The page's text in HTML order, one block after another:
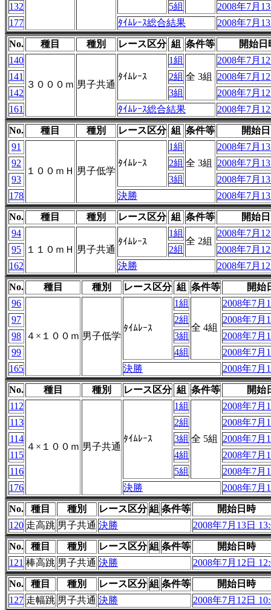
132
5組
2008年7月
177
ﾀｲﾑﾚｰｽ総合結果 2008年7月
No. 種目 種別 レース区分 組 条件等
開始日
140
３０００ｍ 男子共通
ﾀｲﾑﾚｰｽ
1組
全 3組
2008年7月
141
2組
2008年7月
142
3組
2008年7月
161
ﾀｲﾑﾚｰｽ総合結果 2008年7月
No. 種目 種別 レース区分 組 条件等
開始
91
１００ｍＨ 男子低学
ﾀｲﾑﾚｰｽ
1組
全 3組
2008年7月
92
2組
2008年7月
93
3組
2008年7月
178
決勝 2008年7月
No. 種目 種別 レース区分 組 条件等
開始
94
１１０ｍＨ 男子共通
ﾀｲﾑﾚｰｽ
1組
全 2組
2008年7月
95
2組
2008年7月
162
決勝 2008年7月
No. 種目 種別 レース区分 組 条件等
開始
96
４×１００ｍ 男子低学
ﾀｲﾑﾚｰｽ
1組
全 4組
2008年7月
97
2組
2008年7月
98
3組
2008年7月
99
4組
2008年7月
165
決勝 2008年7月
No. 種目 種別 レース区分 組 条件等
開始
112
４×１００ｍ 男子共通
ﾀｲﾑﾚｰｽ
1組
全 5組
2008年7月
113
2組
2008年7月
114
3組
2008年7月
115
4組
2008年7月
116
5組
2008年7月
176
決勝 2008年7月
No. 種目 種別 レース区分 組 条件等
開始日時
120 走高跳 男子共通 決勝 2008年7月13日
No. 種目 種別 レース区分 組 条件等
開始日時
121 棒高跳 男子共通 決勝 2008年7月12日
No. 種目 種別 レース区分 組 条件等
開始日時
127 走幅跳 男子共通 決勝 2008年7月12日